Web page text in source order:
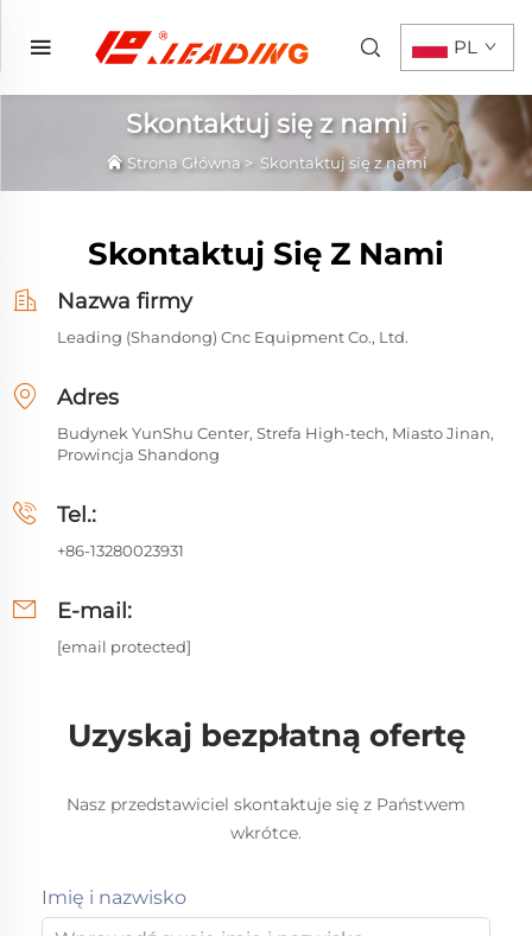
PL
Skontaktuj się z nami
Strona Główna> Skontaktuj się z nami
Skontaktuj Się Z Nami
Nazwa firmy
Leading (Shandong) Cnc Equipment Co., Ltd.
Adres
Budynek YunShu Center, Strefa High-tech, Miasto Jinan,
Prowincja Shandong
Tel.:
+86-13280023931
E-mail:
[email protected]
Uzyskaj bezpłatną ofertę
Nasz przedstawiciel skontaktuje się z Państwem
wkrótce.
Imię i nazwisko